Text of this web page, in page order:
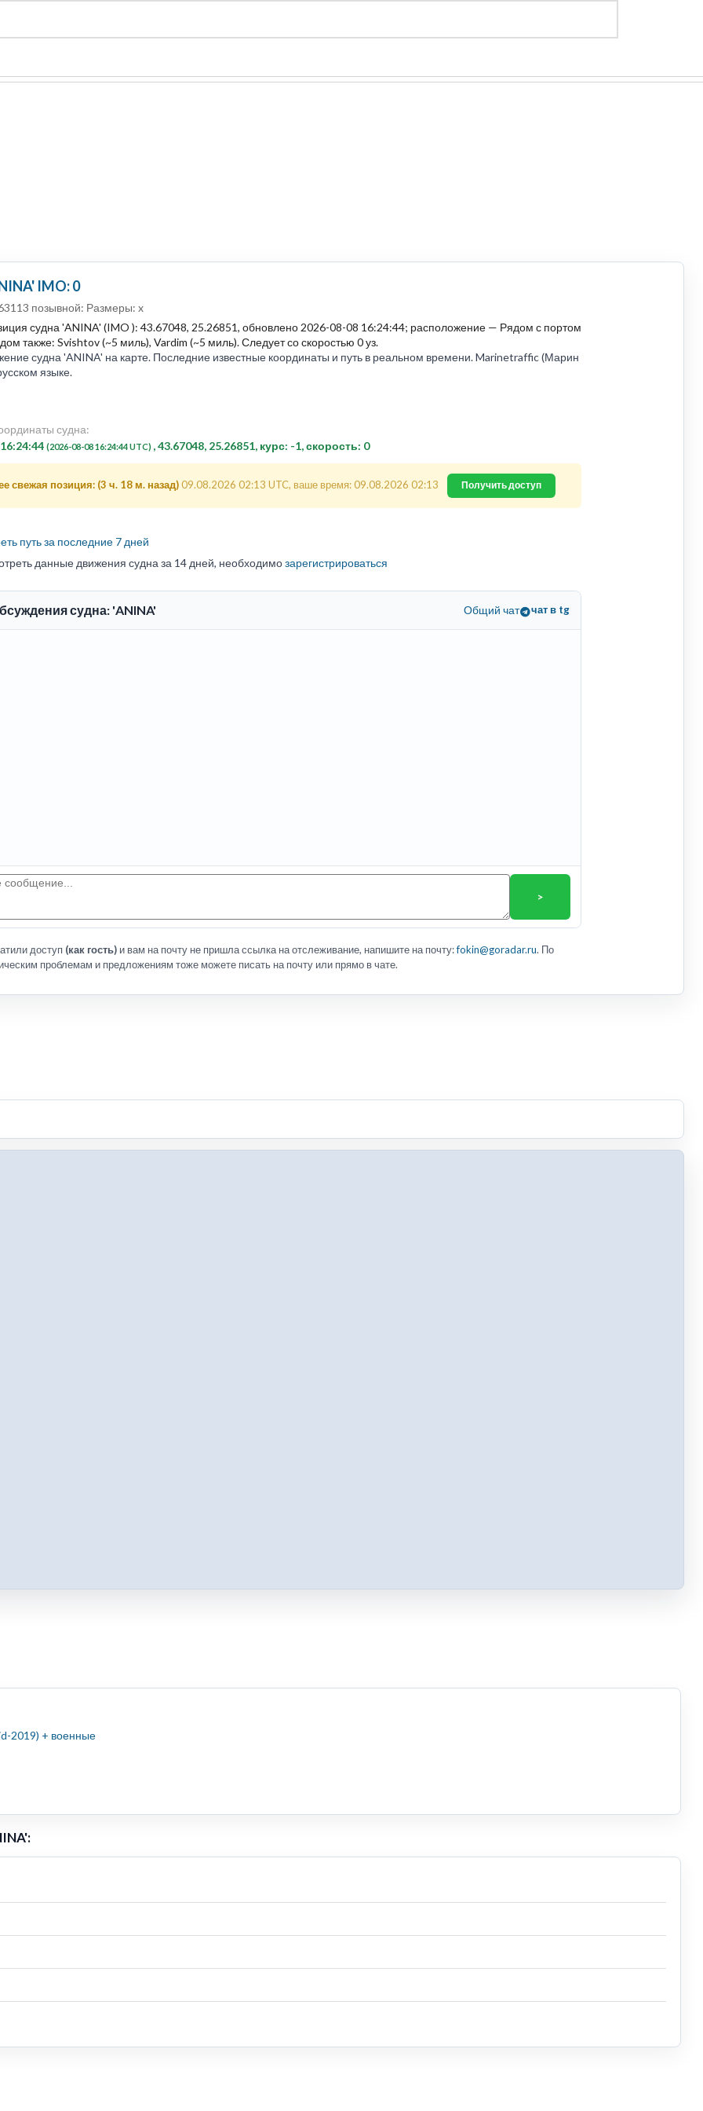
IMO: 0
позывной: Размеры: x
судна 'ANINA' (IMO ): 43.67048, 25.26851, обновлено 2026-08-08 16:24:44; расположение — Рядом с портом
также: Svishtov (~5 миль), Vardim (~5 миль). Следует со скоростью 0 уз.
судна 'ANINA' на карте. Последние известные координаты и путь в реальном времени. Marinetraffic (Марин
языке.
судна:
(2026-08-08 16:24:44 UTC) , 43.67048, 25.26851, курс: -1, скорость: 0
свежая позиция: (3 ч. 18 м. назад) 09.08.2026 02:13 UTC, ваше время: 09.08.2026 02:13 Получить доступ
путь за последние 7 дней
данные движения судна за 14 дней, необходимозарегистрироваться
судна: 'ANINA' Общий чат чат в tg
>
доступ (как гость) и вам на почту не пришла ссылка на отслеживание, напишите на почту:fokin@goradar.ru. По
проблемам и предложениям тоже можете писать на почту или прямо в чате.
2019) + военные